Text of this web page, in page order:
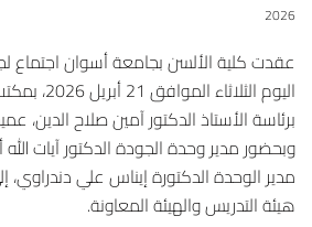
2026
عقدتكلية الألسن بجامعة أسواناجتماع
اليوم الثلاثاء
برئاسة الأستاذ الدكتور آمين صلاح الدين،
وبحضور مدير وحدة الجودة الدكتور آيات الله
مدير الوحدة الدكتورة إيناس علي
هيئة التدريس والهيئة المعاونة.